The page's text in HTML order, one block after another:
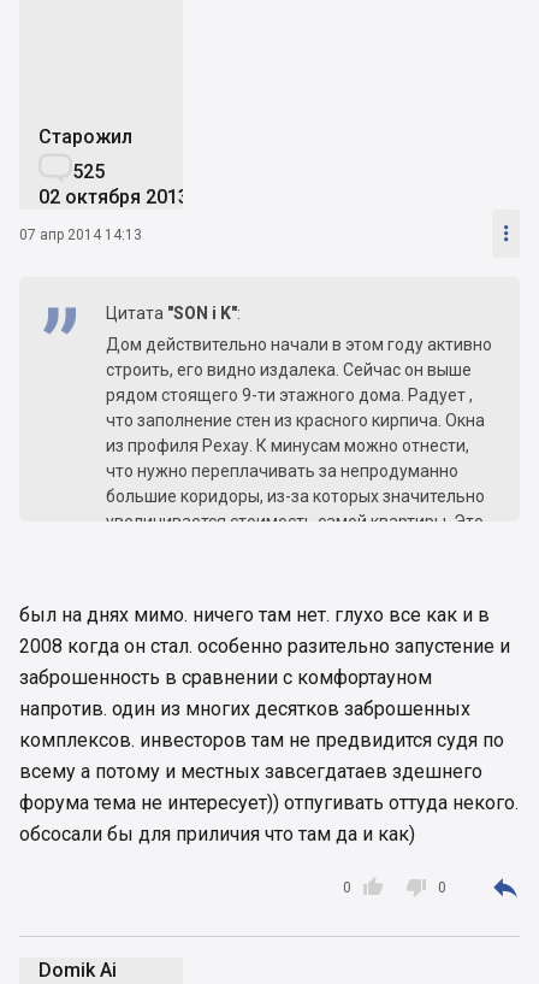
Старожил
525
02 октября 2013
07 апр 2014 14:13 
Цитата "SON i K":
Дом действительно начали в этом году активно
строить, его видно издалека. Сейчас он выше
рядом стоящего 9-ти этажного дома. Радует ,
что заполнение стен из красного кирпича. Окна
из профиля Рехау. К минусам можно отнести,
что нужно переплачивать за непродуманно
большие коридоры, из-за которых значительно
увеличивается стоимость самой квартиры. Это
был на днях мимо. ничего там нет. глухо все как и в
2008 когда он стал. особенно разительно запустение и
заброшенность в сравнении с комфортауном
напротив. один из многих десятков заброшенных
комплексов. инвесторов там не предвидится судя по
всему а потому и местных завсегдатаев здешнего
форума тема не интересует)) отпугивать оттуда некого.
обсосали бы для приличия что там да и как)

0  0 
Domik Ai